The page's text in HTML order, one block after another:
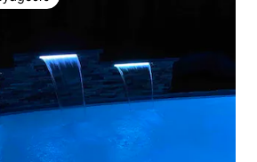
les plus appréciés